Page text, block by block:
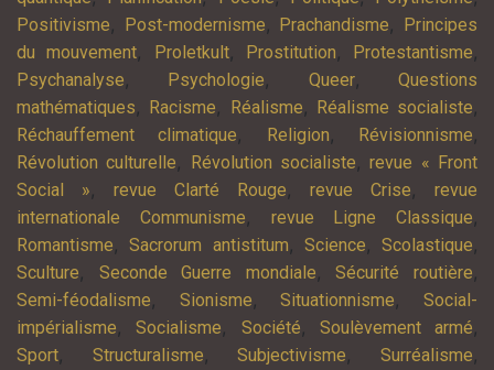
Positivisme, Post-modernisme, Prachandisme,
Principes
du mouvement, Proletkult, Prostitution, Protestantisme,
Psychanalyse, Psychologie, Queer,Questions
mathématiques, Racisme, Réalisme, Réalisme socialiste,
Réchauffement climatique, Religion, Révisionnisme,
Révolution culturelle, Révolution socialiste,revue « Front
Social », revue Clarté Rouge, revue Crise, revue
internationale Communisme, revue Ligne Classique,
Romantisme,Sacrorum antistitum, Science, Scolastique,
Sculture, Seconde Guerre mondiale,Sécurité routière,
Semi-féodalisme, Sionisme,Situationnisme,Social-
impérialisme,Socialisme, Société, Soulèvement armé,
Sport, Structuralisme,Subjectivisme,Surréalisme,